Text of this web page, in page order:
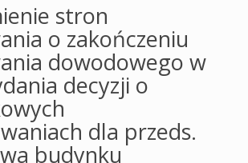
stron
o zakończeniu
dowodowego w
decyzji o
dla przeds.
budynku